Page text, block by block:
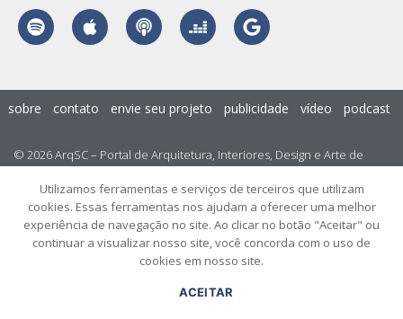
© 2026 ArqSC – Portal de Arquitetura, Interiores, Design e Arte de
sobre contato envie seu projeto publicidade vídeo podcast
Utilizamos ferramentas e serviços de terceiros que utilizam
cookies. Essas ferramentas nos ajudam a oferecer uma melhor
experiência de navegação no site. Ao clicar no botão "Aceitar" ou
continuar a visualizar nosso site, você concorda com o uso de
cookies em nosso site.
ACEITAR